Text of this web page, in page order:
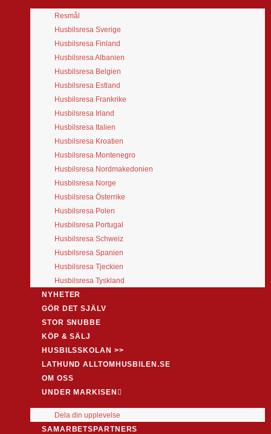
Resmål
Husbilsresa Sverige
Husbilsresa Finland
Husbilsresa Albanien
Husbilsresa Belgien
Husbilsresa Estland
Husbilsresa Frankrike
Husbilsresa Irland
Husbilsresa Italien
Husbilsresa Kroatien
Husbilsresa Montenegro
Husbilsresa Nordmakedonien
Husbilsresa Norge
Husbilsresa Österrike
Husbilsresa Polen
Husbilsresa Portugal
Husbilsresa Schweiz
Husbilsresa Spanien
Husbilsresa Tjeckien
Husbilsresa Tyskland
NYHETER
GÖR DET SJÄLV
STOR SNUBBE
KÖP & SÄLJ
HUSBILSSKOLAN >>
LATHUND ALLTOMHUSBILEN.SE
OM OSS
UNDER MARKISEN
Dela din upplevelse
SAMARBETSPARTNERS